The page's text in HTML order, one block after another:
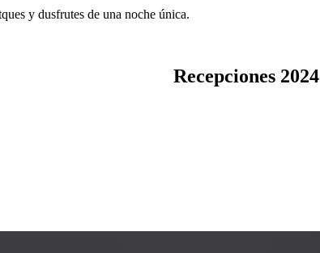
y dusfrutes de una noche única.
Recepciones 2024